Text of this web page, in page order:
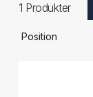
1 Produkter